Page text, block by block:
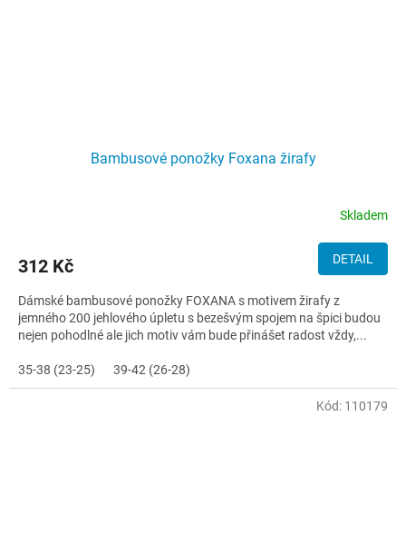
Bambusové ponožky Foxana žirafy
Skladem
312 Kč DETAIL
Dámské bambusové ponožky FOXANA s motivem žirafy z
jemného 200 jehlového úpletu s bezešvým spojem na špici budou
nejen pohodlné ale jich motiv vám bude přinášet radost vždy,...
35-38 (23-25) 39-42 (26-28)
Kód: 110179